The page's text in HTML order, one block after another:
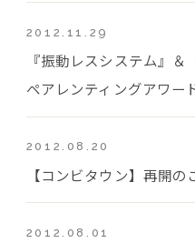
2012.11.29
『振動レスシステム』
ペアレンティングアワー
2012.08.20
【コンビタウン】再開の
2012.08.01